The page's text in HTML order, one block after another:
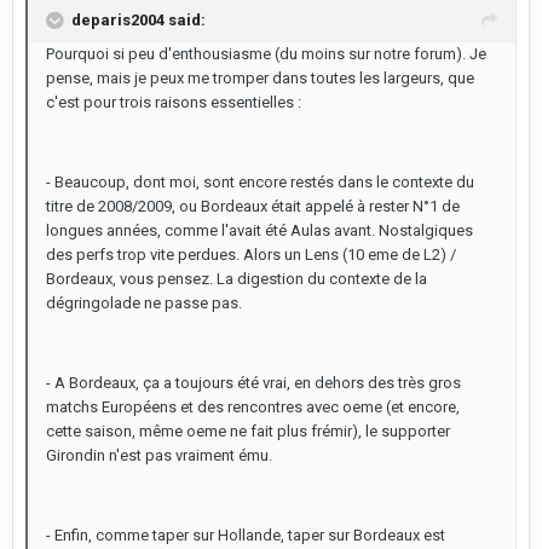
deparis2004 said:
Pourquoi si peu d'enthousiasme (du moins sur notre forum). Je
pense, mais je peux me tromper dans toutes les largeurs, que
c'est pour trois raisons essentielles :
- Beaucoup, dont moi, sont encore restés dans le contexte du
titre de 2008/2009, ou Bordeaux était appelé à rester N°1 de
longues années, comme l'avait été Aulas avant. Nostalgiques
des perfs trop vite perdues. Alors un Lens (10 eme de L2) /
Bordeaux, vous pensez. La digestion du contexte de la
dégringolade ne passe pas.
- A Bordeaux, ça a toujours été vrai, en dehors des très gros
matchs Européens et des rencontres avec oeme (et encore,
cette saison, même oeme ne fait plus frémir), le supporter
Girondin n'est pas vraiment ému.
- Enfin, comme taper sur Hollande, taper sur Bordeaux est